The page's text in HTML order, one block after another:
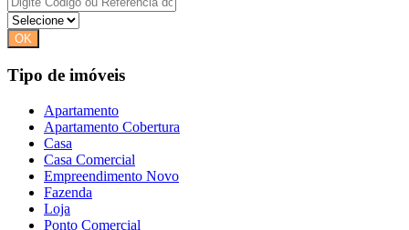
Tipo de imóveis
Apartamento
Apartamento Cobertura
Casa
Casa Comercial
Empreendimento Novo
Fazenda
Loja
Ponto Comercial